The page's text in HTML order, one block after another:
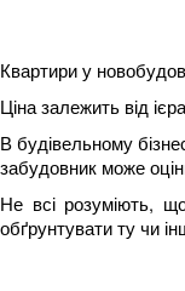
Квартири у
Ціна залежить від
В будівельному
забудовник може
Не всі розуміють,
обґрунтувати ту чи